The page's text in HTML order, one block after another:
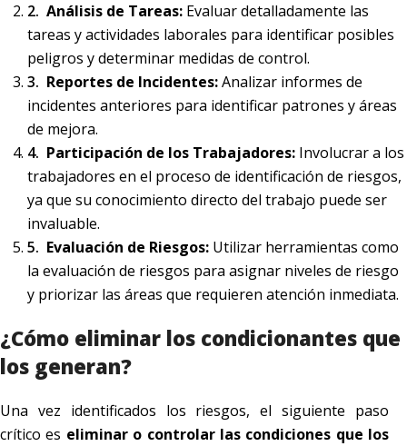
Análisis de Tareas: Evaluar detalladamente las
tareas y actividades laborales para identificar posibles
peligros y determinar medidas de control.
Reportes de Incidentes:Analizar informes de
incidentes anteriores para identificar patrones y áreas
de mejora.
Participación de los Trabajadores: Involucrar a los
trabajadores en el proceso de identificación de riesgos,
ya que su conocimiento directo del trabajo puede ser
invaluable.
Evaluación de Riesgos: Utilizar herramientas como
la evaluación de riesgos para asignar niveles de riesgo
y priorizar las áreas que requieren atención inmediata.
¿Cómo eliminar los condicionantes que
los generan?
Una vez identificados los riesgos, el siguiente paso
crítico es eliminar o controlar las condiciones que los